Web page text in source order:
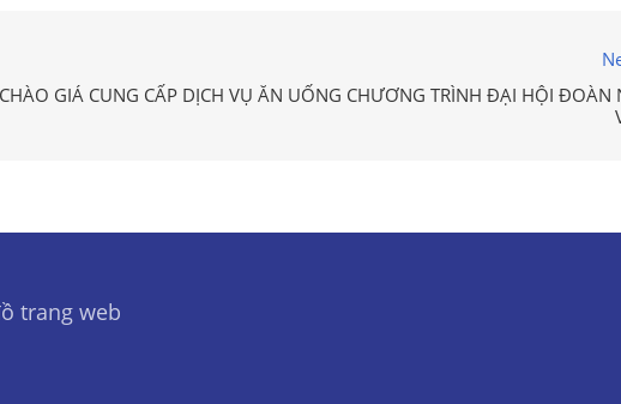
GIÁ CUNG CẤP DỊCH VỤ ĂN UỐNG CHƯƠNG TRÌNH ĐẠI HỘI ĐOÀN
trang web